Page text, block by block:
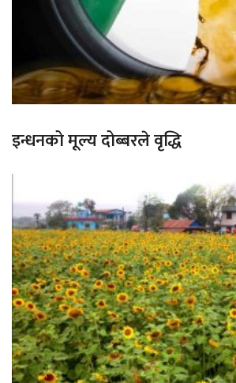
इन्धनको मूल्य दोब्बरले वृद्धि